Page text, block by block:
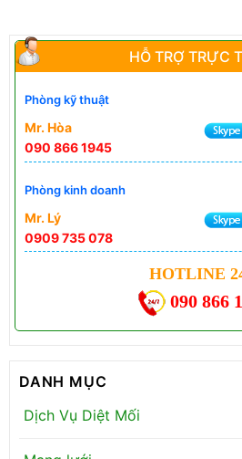
HỖ TRỢ TRỰC
Phòng kỹ thuật
Mr. Hòa
090 866 1945
Phòng kinh doanh
Mr. Lý
0909 735 078
HOTLINE
090 866
DANH MỤC
Dịch Vụ Diệt Mối